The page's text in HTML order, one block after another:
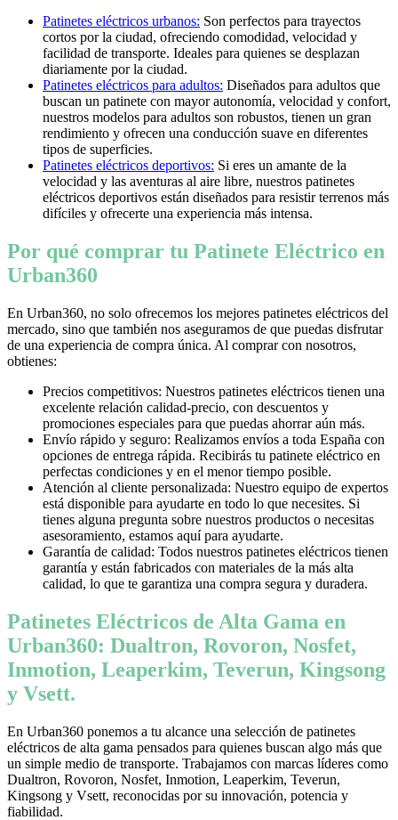
Patinetes eléctricos urbanos: Son perfectos para trayectos
cortos por la ciudad, ofreciendo comodidad, velocidad y
facilidad de transporte. Ideales para quienes se desplazan
diariamente por la ciudad.
Patinetes eléctricos para adultos: Diseñados para adultos que
buscan un patinete con mayor autonomía, velocidad y confort,
nuestros modelos para adultos son robustos, tienen un gran
rendimiento y ofrecen una conducción suave en diferentes
tipos de superficies.
Patinetes eléctricos deportivos: Si eres un amante de la
velocidad y las aventuras al aire libre, nuestros patinetes
eléctricos deportivos están diseñados para resistir terrenos más
difíciles y ofrecerte una experiencia más intensa.
Por qué comprar tu Patinete Eléctrico en
Urban360
En Urban360, no solo ofrecemos los mejores patinetes eléctricos del
mercado, sino que también nos aseguramos de que puedas disfrutar
de una experiencia de compra única. Al comprar con nosotros,
obtienes:
Precios competitivos: Nuestros patinetes eléctricos tienen una
excelente relación calidad-precio, con descuentos y
promociones especiales para que puedas ahorrar aún más.
Envío rápido y seguro: Realizamos envíos a toda España con
opciones de entrega rápida. Recibirás tu patinete eléctrico en
perfectas condiciones y en el menor tiempo posible.
Atención al cliente personalizada: Nuestro equipo de expertos
está disponible para ayudarte en todo lo que necesites. Si
tienes alguna pregunta sobre nuestros productos o necesitas
asesoramiento, estamos aquí para ayudarte.
Garantía de calidad: Todos nuestros patinetes eléctricos tienen
garantía y están fabricados con materiales de la más alta
calidad, lo que te garantiza una compra segura y duradera.
Patinetes Eléctricos de Alta Gama en
Urban360: Dualtron, Rovoron, Nosfet,
Inmotion, Leaperkim, Teverun, Kingsong
y Vsett.
En Urban360 ponemos a tu alcance una selección de patinetes
eléctricos de alta gama pensados para quienes buscan algo más que
un simple medio de transporte. Trabajamos con marcas líderes como
Dualtron, Rovoron, Nosfet, Inmotion, Leaperkim, Teverun,
Kingsong y Vsett, reconocidas por su innovación, potencia y
fiabilidad.